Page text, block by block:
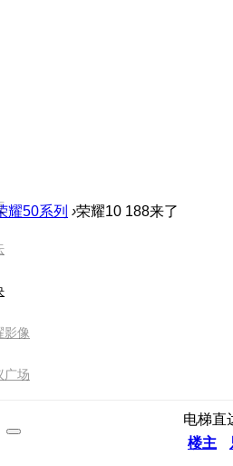
影像
广场
耀50系列 ›荣耀10 188来了
电梯直
楼主